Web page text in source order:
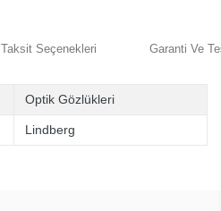
Taksit Seçenekleri Garanti Ve
Optik Gözlükleri
Lindberg